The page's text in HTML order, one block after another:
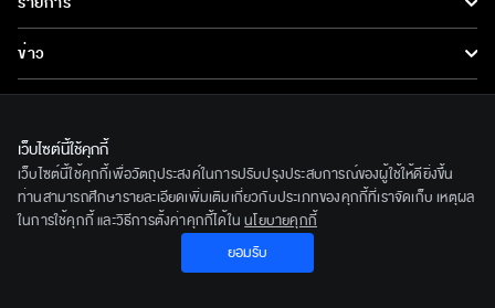
ซีรีส์นานาชาติ
การ์ตูน & เกม
ข่าว
ข่าวประชาสัมพันธ์
ทีวีออนไลน์
เกี่ยวกับเรา
BEC World
รู้จักเรา
ติดตามเราได้ที่
© 2020 Bangkok Entertainment Co.,Ltd. All Rights Reserved.
เว็บไซต์นี้ใช้คุกกี้
เว็บไซต์นี้ใช้คุกกี้เพื่อวัตถุประสงค์ในการปรับปรุงประสบการณ์ของผู้ใช้ให้ดียิ่งขึ้น
ท่านสามารถศึกษารายละเอียดเพิ่มเติมเกี่ยวกับประเภทของคุกกี้ที่เราจัดเก็บ เหตุผล
ในการใช้คุกกี้ และวิธีการตั้งค่าคุกกี้ได้ใน นโยบายคุกกี้
ยอมรับ